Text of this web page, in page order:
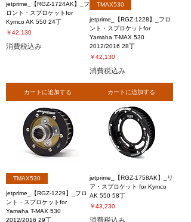
jetprime_【RGZ-1724AK】_フ
ロント・スプロケットfor
Kymco AK 550 24丁
価格
￥42,130
消費税込み
カートに追加する
TMAX530
jetprime_【RGZ-1228】_フロ
ント・スプロケットfor
Yamaha T-MAX 530
2012/2016 28丁
価格
￥42,130
消費税込み
カートに追加する
TMAX530
jetprime_【RGZ-1229】_フロ
ント・スプロケットfor
Yamaha T-MAX 530
2012/2016 29丁
jetprime_【RGZ-1758AK】_リ
ア・スプロケット for Kymco
AK 550 58丁
価格
￥43,230
消費税込み